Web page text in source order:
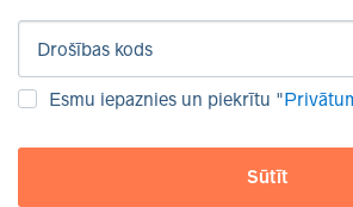
Esmu iepaznies un piekrītu "
Sūtīt